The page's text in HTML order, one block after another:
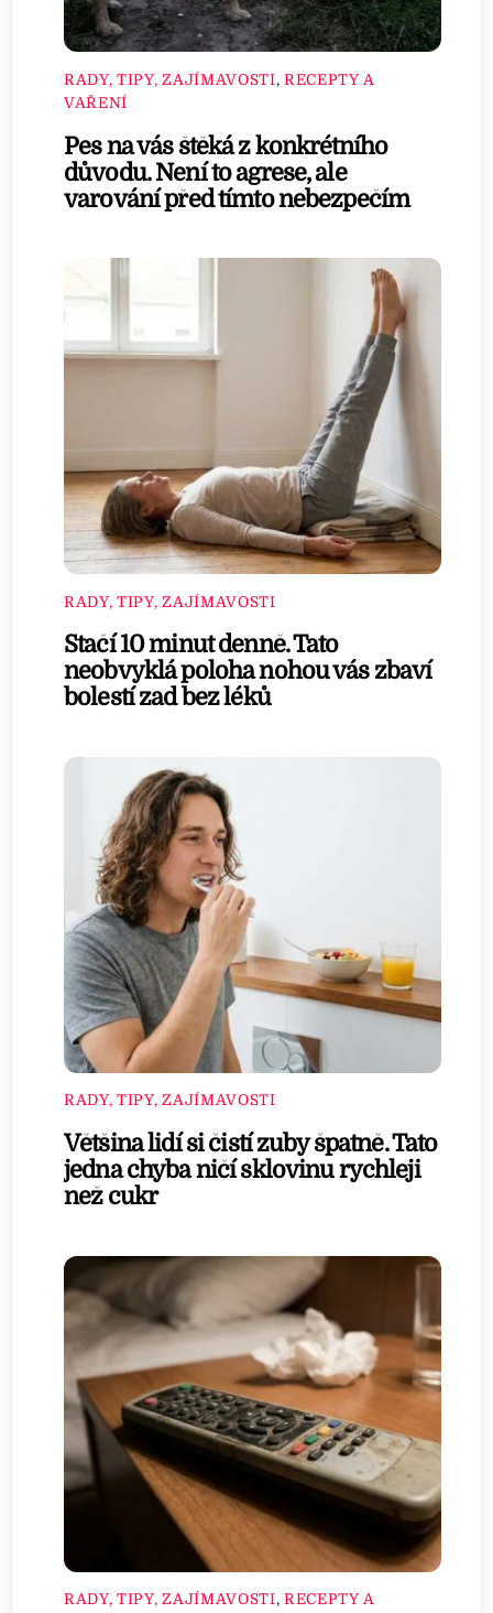
RADY, TIPY, ZAJÍMAVOSTI, RECEPTY A
VAŘENÍ
Pes na vás štěká z konkrétního
důvodu. Není to agrese, ale
varování před tímto nebezpečím
RADY, TIPY, ZAJÍMAVOSTI
Stačí 10 minut denně. Tato
neobvyklá poloha nohou vás zbaví
bolestí zad bez léků
RADY, TIPY, ZAJÍMAVOSTI
Většina lidí si čistí zuby špatně. Tato
jedna chyba ničí sklovinu rychleji
než cukr
RADY, TIPY, ZAJÍMAVOSTI, RECEPTY A